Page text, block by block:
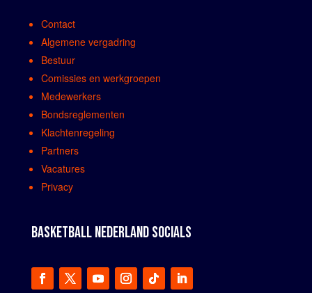
Contact
Algemene vergadring
Bestuur
Comissies en werkgroepen
Medewerkers
Bondsreglementen
Klachtenregeling
Partners
Vacatures
Privacy
BASKETBALL NEDERLAND SOCIALS